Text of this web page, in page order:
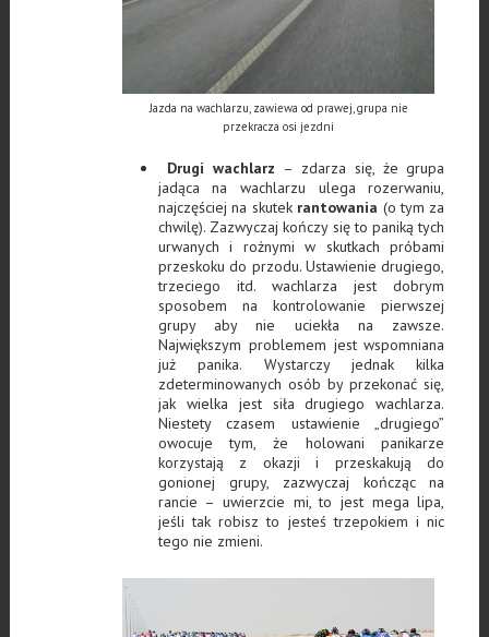
Jazda na wachlarzu, zawiewa od prawej, grupa nie
przekracza osi jezdni
Drugi wachlarz – zdarza się, że grupa
jadąca na wachlarzu ulega rozerwaniu,
najczęściej na skutek rantowania (o tym za
chwilę). Zazwyczaj kończy się to paniką tych
urwanych i rożnymi w skutkach próbami
przeskoku do przodu. Ustawienie drugiego,
trzeciego itd. wachlarza jest dobrym
sposobem na kontrolowanie pierwszej
grupy aby nie uciekła na zawsze.
Największym problemem jest wspomniana
już panika. Wystarczy jednak kilka
zdeterminowanych osób by przekonać się,
jak wielka jest siła drugiego wachlarza.
Niestety czasem ustawienie „drugiego”
owocuje tym, że holowani panikarze
korzystają z okazji i przeskakują do
gonionej grupy, zazwyczaj kończąc na
rancie – uwierzcie mi, to jest mega lipa,
jeśli tak robisz to jesteś trzepokiem i nic
tego nie zmieni.